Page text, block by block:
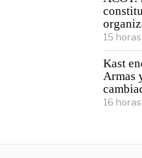
15
Kast
Armas
16